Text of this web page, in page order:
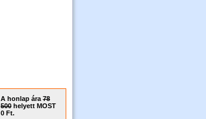
A honlap ára 78
500 helyett MOST
0 Ft.